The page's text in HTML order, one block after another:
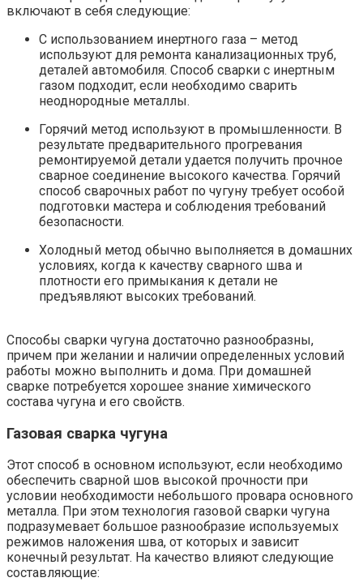
включают в себя следующие:
С использованием инертного газа – метод
используют для ремонта канализационных труб,
деталей автомобиля. Способ сварки с инертным
газом подходит, если необходимо сварить
неоднородные металлы.
Горячий метод используют в промышленности. В
результате предварительного прогревания
ремонтируемой детали удается получить прочное
сварное соединение высокого качества. Горячий
способ сварочных работ по чугуну требует особой
подготовки мастера и соблюдения требований
безопасности.
Холодный метод обычно выполняется в домашних
условиях, когда к качеству сварного шва и
плотности его примыкания к детали не
предъявляют высоких требований.
Способы сварки чугуна достаточно разнообразны,
причем при желании и наличии определенных условий
работы можно выполнить и дома. При домашней
сварке потребуется хорошее знание химического
состава чугуна и его свойств.
Газовая сварка чугуна
Этот способ в основном используют, если необходимо
обеспечить сварной шов высокой прочности при
условии необходимости небольшого провара основного
металла. При этом технология газовой сварки чугуна
подразумевает большое разнообразие используемых
режимов наложения шва, от которых и зависит
конечный результат. На качество влияют следующие
составляющие: